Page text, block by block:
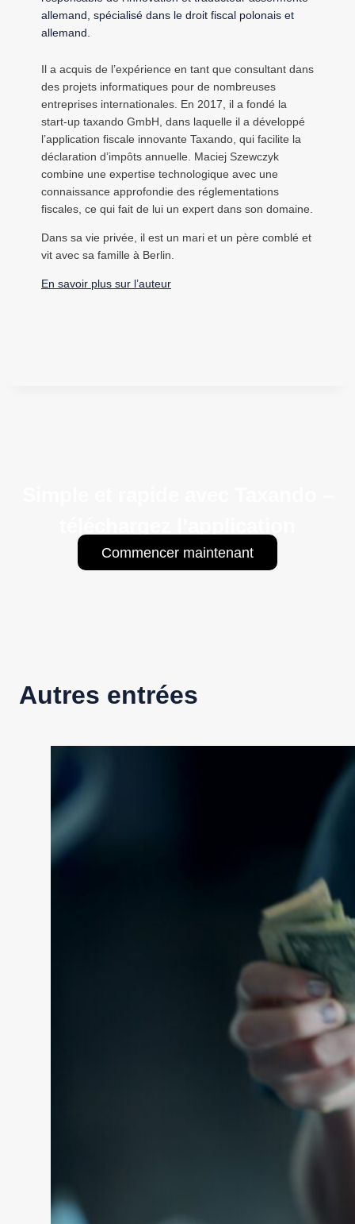
allemand, spécialisé dans le droit fiscal polonais et
allemand.
Il a acquis de l’expérience en tant que consultant dans
des projets informatiques pour de nombreuses
entreprises internationales. En 2017, il a fondé la
start-up taxando GmbH, dans laquelle il a développé
l’application fiscale innovante Taxando, qui facilite la
déclaration d’impôts annuelle. Maciej Szewczyk
combine une expertise technologique avec une
connaissance approfondie des réglementations
fiscales, ce qui fait de lui un expert dans son domaine.
Dans sa vie privée, il est un mari et un père comblé et
vit avec sa famille à Berlin.
En savoir plus sur l’auteur
Commencer maintenant
Autres entrées